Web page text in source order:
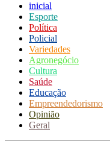
inicial
Esporte
Política
Policial
Variedades
Agronegócio
Cultura
Saúde
Educação
Empreendedorismo
Opinião
Geral